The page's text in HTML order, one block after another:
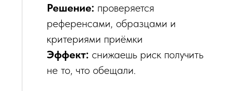
Решение: проверяется
референсами, образцами и
критериями приёмки
Эффект: снижаешь риск получить
не то, что обещали.